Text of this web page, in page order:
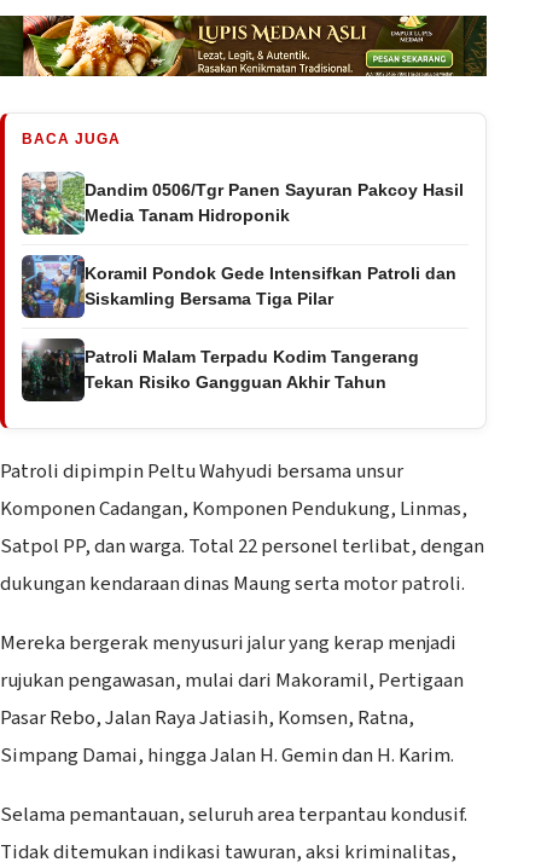
BACA JUGA
Dandim 0506/Tgr Panen Sayuran Pakcoy Hasil
Media Tanam Hidroponik
Koramil Pondok Gede Intensifkan Patroli dan
Siskamling Bersama Tiga Pilar
Patroli Malam Terpadu Kodim Tangerang
Tekan Risiko Gangguan Akhir Tahun
Patroli dipimpin Peltu Wahyudi bersama unsur
Komponen Cadangan, Komponen Pendukung, Linmas,
Satpol PP, dan warga. Total 22 personel terlibat, dengan
dukungan kendaraan dinas Maung serta motor patroli.
Mereka bergerak menyusuri jalur yang kerap menjadi
rujukan pengawasan, mulai dari Makoramil, Pertigaan
Pasar Rebo, Jalan Raya Jatiasih, Komsen, Ratna,
Simpang Damai, hingga Jalan H. Gemin dan H. Karim.
Selama pemantauan, seluruh area terpantau kondusif.
Tidak ditemukan indikasi tawuran, aksi kriminalitas,